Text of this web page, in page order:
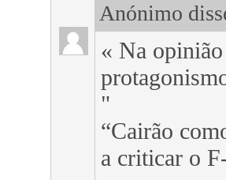
Anónimo
« Na
"
“Cairão
a criticar o